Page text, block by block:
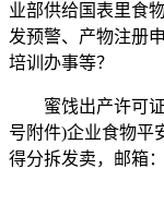
业部供给国表里食
发预警、产物注册
培训办事等？
蜜饯出产许可证
号附件)企业食物平
得分拆发卖，邮箱